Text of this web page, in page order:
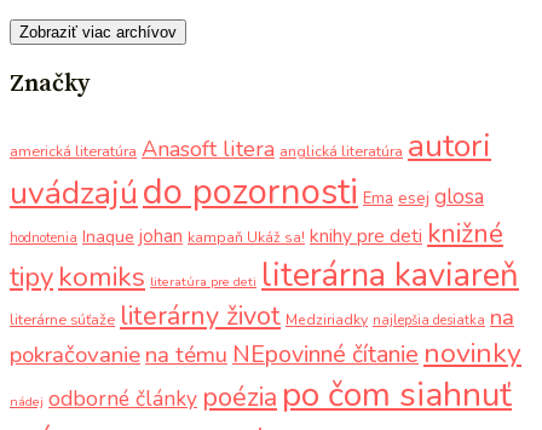
Zobraziť viac archívov
Značky
americká literatúra Anasoft litera anglická literatúra autori
uvádzajúdo pozornosti Ema esej glosa
hodnotenia Inaque johan kampaň Ukáž sa! knihy pre deti knižné
tipy komiks literatúra pre deti literárna kaviareň
literárne súťaže literárny život Medziriadky najlepšia desiatka na
pokračovaniena tému NEpovinné čítanie novinky
nádej odborné články poézia po čom siahnuť